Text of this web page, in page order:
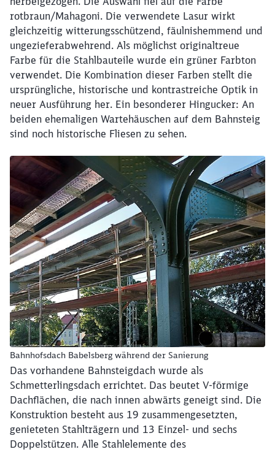
rotbraun/Mahagoni. Die verwendete Lasur wirkt
gleichzeitig witterungsschützend, fäulnishemmend und
ungezieferabwehrend. Als möglichst originaltreue
Farbe für die Stahlbauteile wurde ein grüner Farbton
verwendet. Die Kombination dieser Farben stellt die
ursprüngliche, historische und kontrastreiche Optik in
neuer Ausführung her. Ein besonderer Hingucker: An
beiden ehemaligen Wartehäuschen auf dem Bahnsteig
sind noch historische Fliesen zu sehen.
Bahnhof Babelsberg während der Sanierung
Bahnhofsdach Babelsberg während der Sanierung
Das vorhandene Bahnsteigdach wurde als
Schmetterlingsdach errichtet. Das beutet V-förmige
Dachflächen, die nach innen abwärts geneigt sind. Die
Konstruktion besteht aus 19 zusammengesetzten,
genieteten Stahlträgern und 13 Einzel- und sechs
Doppelstützen. Alle Stahlelemente des
Schließen
Möchten Sie zuweitergeleitet
werden?
Abbrechen Weiter